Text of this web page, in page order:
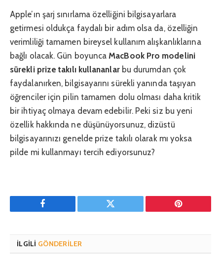
Apple’ın şarj sınırlama özelliğini bilgisayarlara
getirmesi oldukça faydalı bir adım olsa da, özelliğin
verimliliği tamamen bireysel kullanım alışkanlıklarına
bağlı olacak. Gün boyuncaMacBook Pro modelini
sürekli prize takılı kullananlarbu durumdan çok
faydalanırken, bilgisayarını sürekli yanında taşıyan
öğrenciler için pilin tamamen dolu olması daha kritik
bir ihtiyaç olmaya devam edebilir. Peki siz bu yeni
özellik hakkında ne düşünüyorsunuz, dizüstü
bilgisayarınızı genelde prize takılı olarak mı yoksa
pilde mi kullanmayı tercih ediyorsunuz?
Facebook Twitter Pinterest'in
İLGILI GÖNDERILER